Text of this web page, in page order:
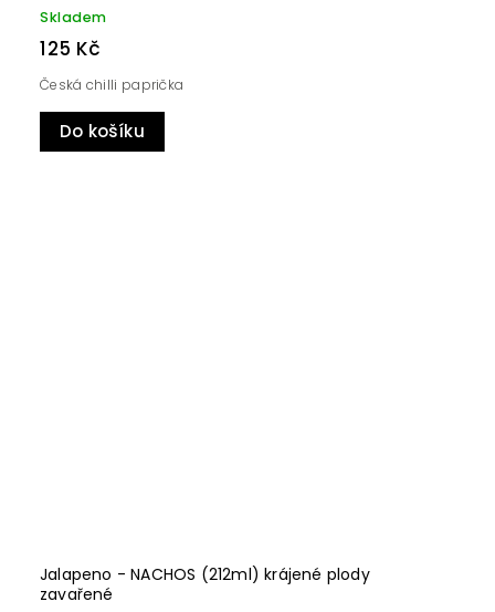
Skladem
125 Kč
Do košíku
Česká chilli paprička
Jalapeno - NACHOS (212ml) krájené plody
zavařené